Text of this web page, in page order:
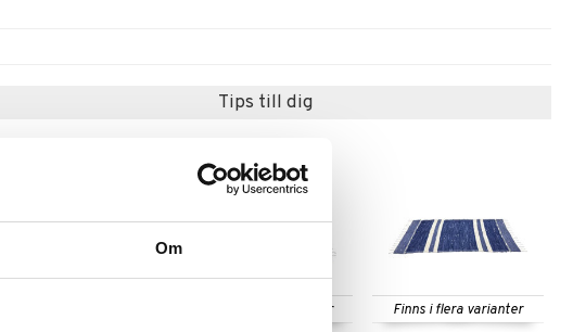
Om
Tips till dig
Finns i flera varianter Finns i flera varianter